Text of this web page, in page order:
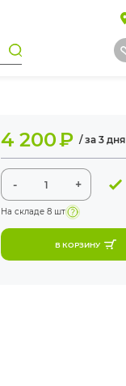
4 200₽ / за 3 дня
- +
На складе 8 шт
В КОРЗИНУ